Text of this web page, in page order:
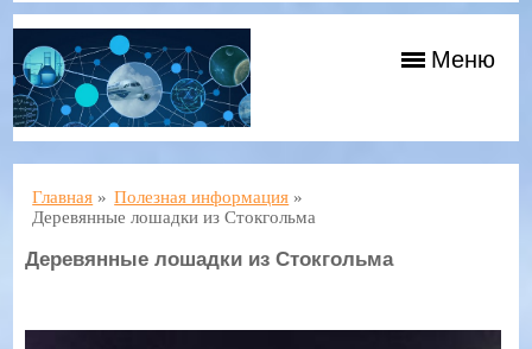
Меню
Главная » Полезная информация »
Деревянные лошадки из Стокгольма
Деревянные лошадки из Стокгольма